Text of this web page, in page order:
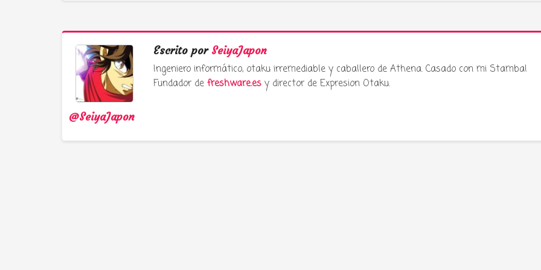
@SeiyaJapon
Escrito por SeiyaJapon
Ingeniero informático, otaku irremediable y caballero de Athena. Casado con mi Stamba!
Fundador de freshware.esy director de Expresion Otaku.